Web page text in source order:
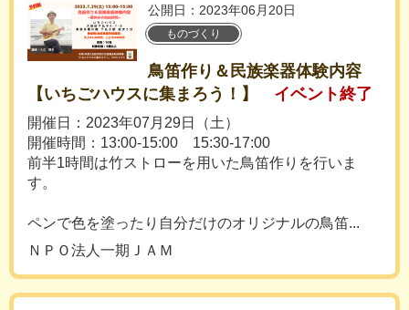
公開日：2023年06月20日
ものづくり
鳥笛作り＆民族楽器体験内容
【いちごハウスに集まろう！】
イベント終了
開催日：2023年07月29日（土）
開催時間：13:00-15:00 15:30-17:00
前半1時間は竹ストローを用いた鳥笛作りを行いま
す。
ペンで色を塗ったり​自分だけのオリジナルの鳥笛...
ＮＰＯ法人一期ＪＡＭ